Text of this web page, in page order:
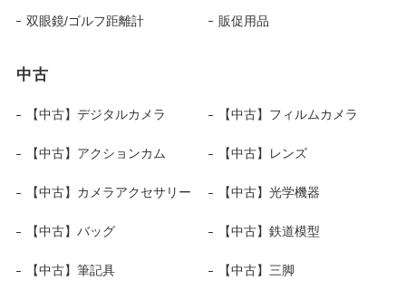
双眼鏡/ゴルフ距離計 販促用品
中古
【中古】デジタルカメラ 【中古】フィルムカメラ
【中古】アクションカム 【中古】レンズ
【中古】カメラアクセサリー 【中古】光学機器
【中古】バッグ 【中古】鉄道模型
【中古】筆記具 【中古】三脚